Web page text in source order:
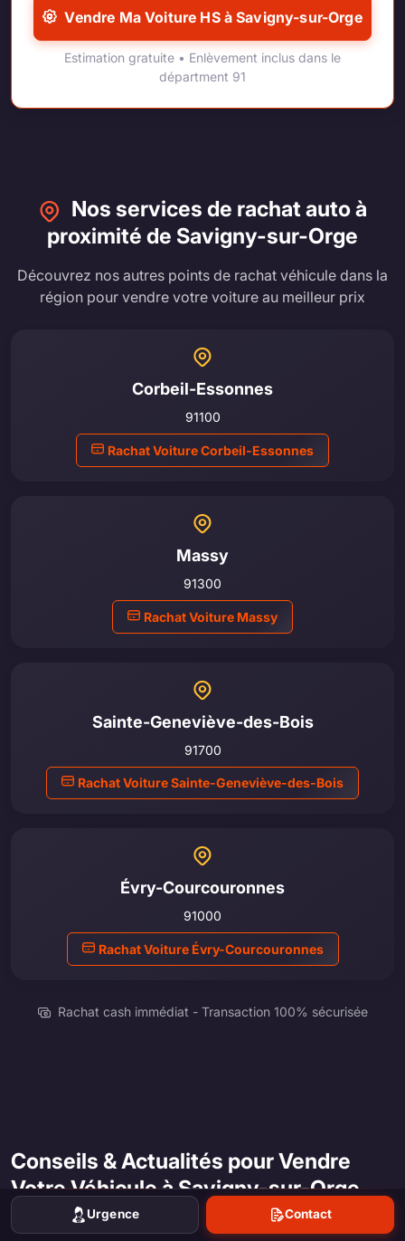
Vendre Ma Voiture HS à Savigny-sur-Orge
Estimation gratuite • Enlèvement inclus dans le
départment 91
Nos services de rachat auto à
proximité de Savigny-sur-Orge
Découvrez nos autres points de rachat véhicule dans la
région pour vendre votre voiture au meilleur prix
Corbeil-Essonnes
91100
Rachat Voiture Corbeil-Essonnes
Massy
91300
Rachat Voiture Massy
Sainte-Geneviève-des-Bois
91700
Rachat Voiture Sainte-Geneviève-des-Bois
Évry-Courcouronnes
91000
Rachat Voiture Évry-Courcouronnes
Rachat cash immédiat - Transaction 100% sécurisée
Conseils & Actualités pour Vendre
Votre Véhicule à Savigny-sur-Orge
Visiter le blog
Urgence Contact